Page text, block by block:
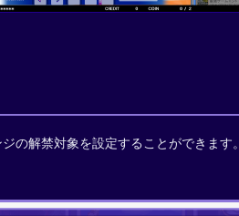
の解禁対象を設定することができます。